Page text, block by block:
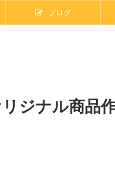
ブログ
ジナル商品